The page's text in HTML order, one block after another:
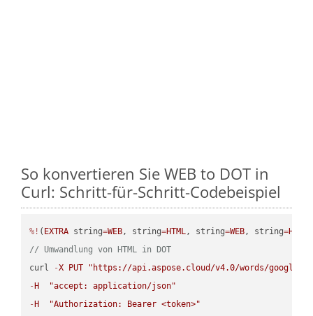
So konvertieren Sie WEB to DOT in
Curl: Schritt-für-Schritt-Codebeispiel
%! ( EXTRA string=WEB, string=HTML, string=WEB, string=HTML
// Umwandlung von HTML in DOT
curl
-X PUT
"https://api.aspose.cloud/v4.0/words/
- H
"accept: application/json"
- H
"Authorization: Bearer <token>"